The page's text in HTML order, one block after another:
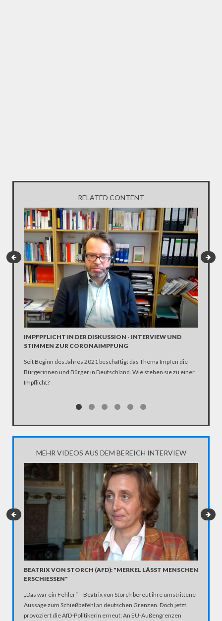
RELATED CONTENT
IMPFPFLICHT IN DER DISKUSSION - INTERVIEW UND
STIMMEN ZUR CORONAIMPFUNG
Seit Beginn des Jahres 2021 beschäftigt das Thema Impfen die
Bürgerinnen und Bürger in Deutschland. Wie stehen sie zu einer
Impflicht?
MEHR VIDEOS AUS DEM BEREICH INTERVIEW
BEATRIX VON STORCH (AFD): "MERKEL LÄSST MENSCHEN
ERSCHIESSEN"
„Das war ein Fehler“ – Beatrix von Storch bereut ihre umstrittene
Aussage zum Schießbefehl an deutschen Grenzen. Doch jetzt
provoziert die AfD-Politikerin erneut: An EU-Außengrenzen